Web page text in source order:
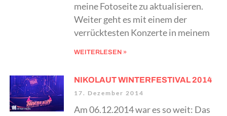
meine Fotoseite zu aktualisieren.
Weiter geht es mit einem der
verrücktesten Konzerte in meinem
WEITERLESEN »
NIKOLAUT WINTERFESTIVAL 2014
17. Dezember 2014
Am 06.12.2014 war es so weit: Das